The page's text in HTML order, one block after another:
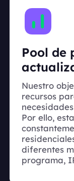
Pool de
Nuestro
recursos
Por ello,
diferentes
programa,